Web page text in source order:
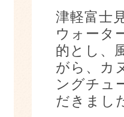
津軽富士
ウォータ
的とし、
がら、カ
ングチュ
だきまし